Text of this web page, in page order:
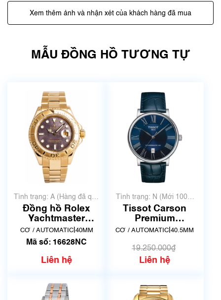
Xem thêm ảnh và nhận xét của khách hàng đã mua
MẪU ĐỒNG HỒ TƯƠNG TỰ
Tình trạng: A (Hàng đã qua
sử dụng nhưng rất đẹp,
không có xước)
Đồng hồ Rolex
Yachtmaster
16628NC
CƠ / AUTOMATIC| 40MM
Mã số: 16628NC
Liên hệ
Tình trạng: N (Mới 100%
chưa qua sử dụng)
Tissot Carson
Premium
Powermatic 80
| New
CƠ / AUTOMATIC 40.5MM
19.250.000₫
Liên hệ